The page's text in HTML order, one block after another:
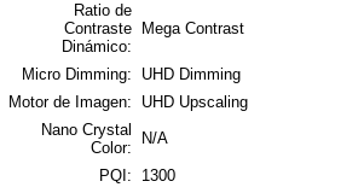
Ratio de
Contraste
Dinámico:
Mega Contrast
Micro Dimming:
UHD Dimming
Motor de Imagen:
UHD Upscaling
Nano Crystal
Color:
N/A
PQI:
1300